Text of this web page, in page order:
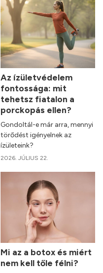
Az ízületvédelem
fontossága: mit
tehetsz fiatalon a
porckopás ellen?
Gondoltál-e már arra, mennyi
törődést igényelnek az
ízületeink?
2026. JÚLIUS 22.
Mi az a botox és miért
nem kell tőle félni?